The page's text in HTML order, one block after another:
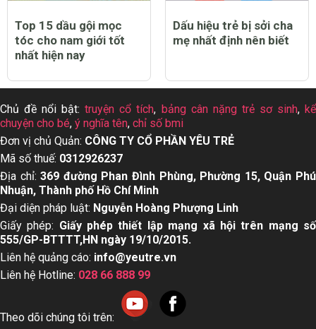
Top 15 dầu gội mọc
tóc cho nam giới tốt
nhất hiện nay
Dấu hiệu trẻ bị sởi cha
mẹ nhất định nên biết
Chủ đề nổi bật:truyện cổ tích, bảng cân nặng trẻ sơ sinh,kể
chuyện cho bé, ý nghĩa tên, chỉ số bmi
Đơn vị chủ Quản: CÔNG TY CỔ PHẦN YÊU TRẺ
Mã số thuế: 0312926237
Địa chỉ:369 đường Phan Đình Phùng, Phường 15, Quận Phú
Nhuận, Thành phố Hồ Chí Minh
Đại diện pháp luật: Nguyễn Hoàng Phượng Linh
Giấy phép: Giấy phép thiết lập mạng xã hội trên mạng số
555/GP-BTTTT,HN ngày 19/10/2015.
Liên hệ quảng cáo: info@yeutre.vn
Liên hệ Hotline: 028 66 888 99
Theo dõi chúng tôi trên: